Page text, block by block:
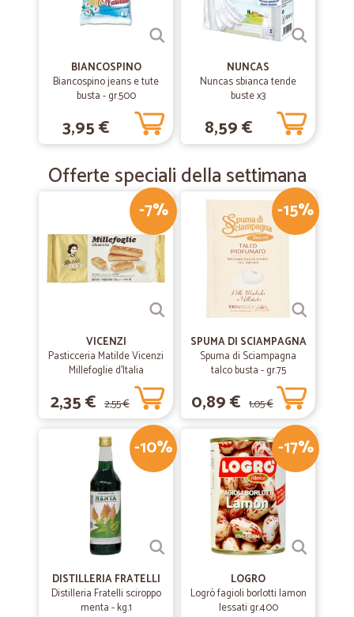
BIANCOSPINO
Biancospino jeans e tute
busta - gr.500
3,95 €
NUNCAS
Nuncas sbianca tende
buste x3
8,59 €
Offerte speciali della settimana
-7%
VICENZI
Pasticceria Matilde Vicenzi
Millefoglie d'Italia
Classiche 125 gr.
2,35 € 2,55 €
-15%
SPUMA DI SCIAMPAGNA
Spuma di Sciampagna
talco busta - gr.75
0,89 € 1,05 €
-10%
DISTILLERIA FRATELLI
Distilleria Fratelli sciroppo
menta - kg.1
-17%
LOGRO
Logrò fagioli borlotti lamon
lessati gr.400